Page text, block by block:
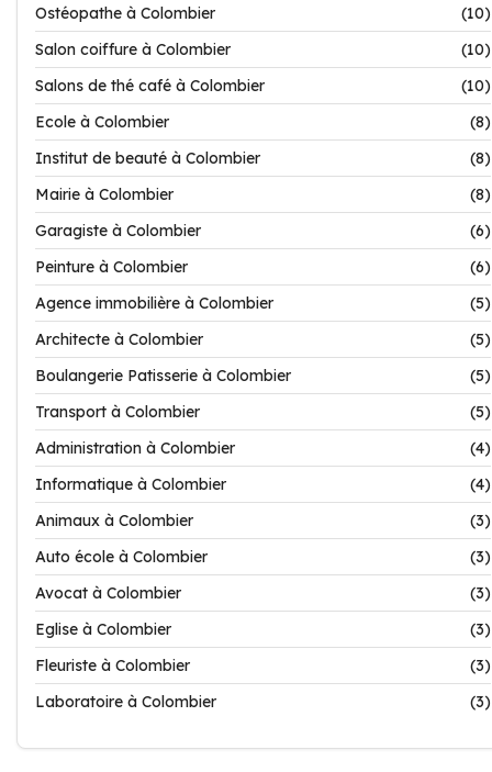
Ostéopathe à Colombier
(10)
Salon coiffure à Colombier
(10)
Salons de thé café à Colombier
(10)
Ecole à Colombier
(8)
Institut de beauté à Colombier
(8)
Mairie à Colombier
(8)
Garagiste à Colombier
(6)
Peinture à Colombier
(6)
Agence immobilière à Colombier
(5)
Architecte à Colombier
(5)
Boulangerie Patisserie à Colombier
(5)
Transport à Colombier
(5)
Administration à Colombier
(4)
Informatique à Colombier
(4)
Animaux à Colombier
(3)
Auto école à Colombier
(3)
Avocat à Colombier
(3)
Eglise à Colombier
(3)
Fleuriste à Colombier
(3)
Laboratoire à Colombier
(3)